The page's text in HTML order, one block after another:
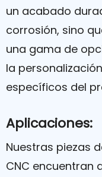
un acabado
corrosión, sino
una gama de
la
específicos del
Aplicaciones:
Nuestras piezas
CNC encuentran